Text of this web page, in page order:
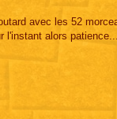
avec les 52
alors patience...